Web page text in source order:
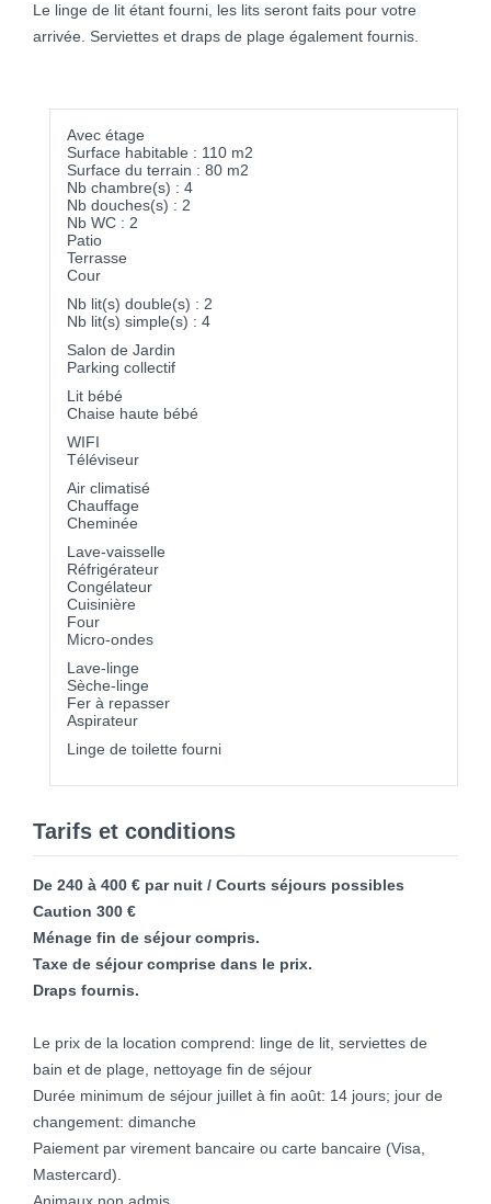
Le linge de lit étant fourni, les lits seront faits pour votre
arrivée. Serviettes et draps de plage également fournis.
Avec étage
Surface habitable : 110 m2
Surface du terrain : 80 m2
Nb chambre(s) : 4
Nb douches(s) : 2
Nb WC : 2
Patio
Terrasse
Cour
Nb lit(s) double(s) : 2
Nb lit(s) simple(s) : 4
Salon de Jardin
Parking collectif
Lit bébé
Chaise haute bébé
WIFI
Téléviseur
Air climatisé
Chauffage
Cheminée
Lave-vaisselle
Réfrigérateur
Congélateur
Cuisinière
Four
Micro-ondes
Lave-linge
Sèche-linge
Fer à repasser
Aspirateur
Linge de toilette fourni
Tarifs et conditions
De 240 à 400 € par nuit / Courts séjours possibles
Caution 300 €
Ménage fin de séjour compris.
Taxe de séjour comprise dans le prix.
Draps fournis.
Le prix de la location comprend: linge de lit, serviettes de
bain et de plage, nettoyage fin de séjour
Durée minimum de séjour juillet à fin août: 14 jours; jour de
changement: dimanche
Paiement par virement bancaire ou carte bancaire (Visa,
Mastercard).